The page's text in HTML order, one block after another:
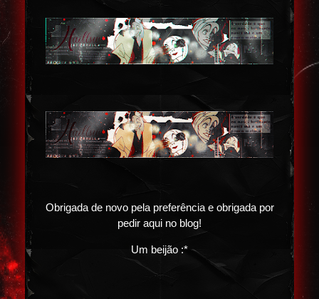
Obrigada de novo pela preferência e obrigada por
pedir aqui no blog!
Um beijão :*